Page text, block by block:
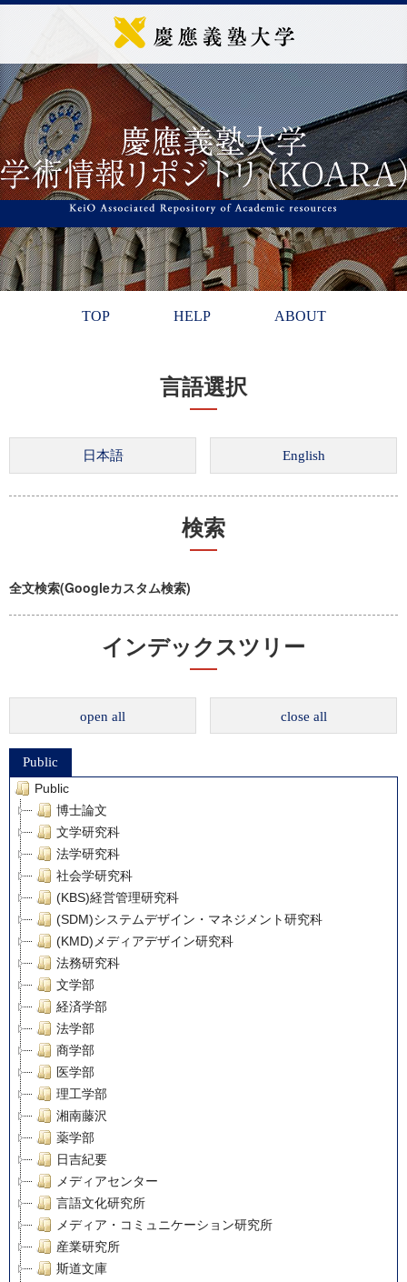
TOP HELP ABOUT
言語選択
検索
全文検索(Googleカスタム検索)
インデックスツリー
open all close all
Public
Public
博士論文
文学研究科
法学研究科
社会学研究科
(KBS)経営管理研究科
(SDM)システムデザイン・マネジメント研究科
(KMD)メディアデザイン研究科
法務研究科
文学部
経済学部
法学部
商学部
医学部
理工学部
湘南藤沢
薬学部
日吉紀要
メディアセンター
言語文化研究所
メディア・コミュニケーション研究所
産業研究所
斯道文庫